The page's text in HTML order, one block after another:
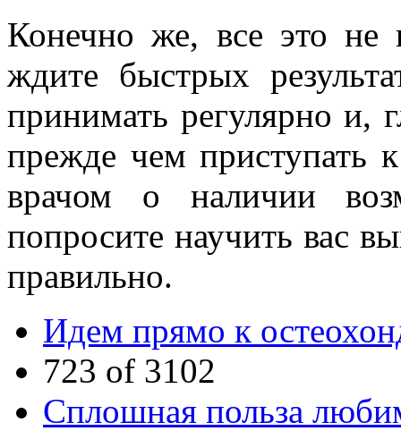
Конечно же, все это не
ждите быстрых
принимать регулярно и,
прежде чем приступать
врачом о наличии
попросите научить вас
правильно.
Идем прямо к
723 of 3102
Сплошная польза